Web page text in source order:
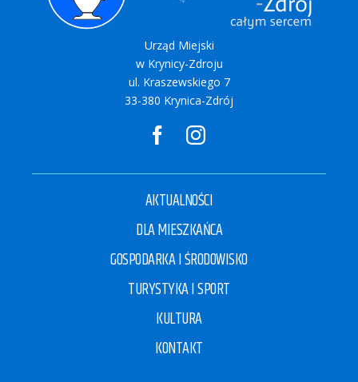
Urząd Miejski
w Krynicy-Zdroju
ul. Kraszewskiego 7
33-380 Krynica-Zdrój
AKTUALNOŚCI
DLA MIESZKAŃCA
GOSPODARKA I ŚRODOWISKO
TURYSTYKA I SPORT
KULTURA
KONTAKT